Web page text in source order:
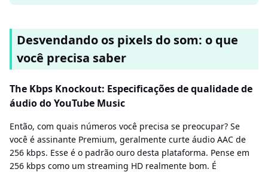
Desvendando os pixels do som: o que
você precisa saber
The Kbps Knockout: Especificações de qualidade de
áudio do YouTube Music
Então, com quais números você precisa se preocupar? Se
você é assinante Premium, geralmente curte áudio AAC de
256 kbps. Esse é o padrão ouro desta plataforma. Pense em
256 kbps como um streaming HD realmente bom. É